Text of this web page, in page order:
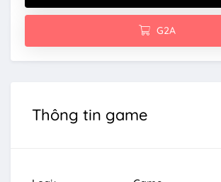
G2A
Thông tin game